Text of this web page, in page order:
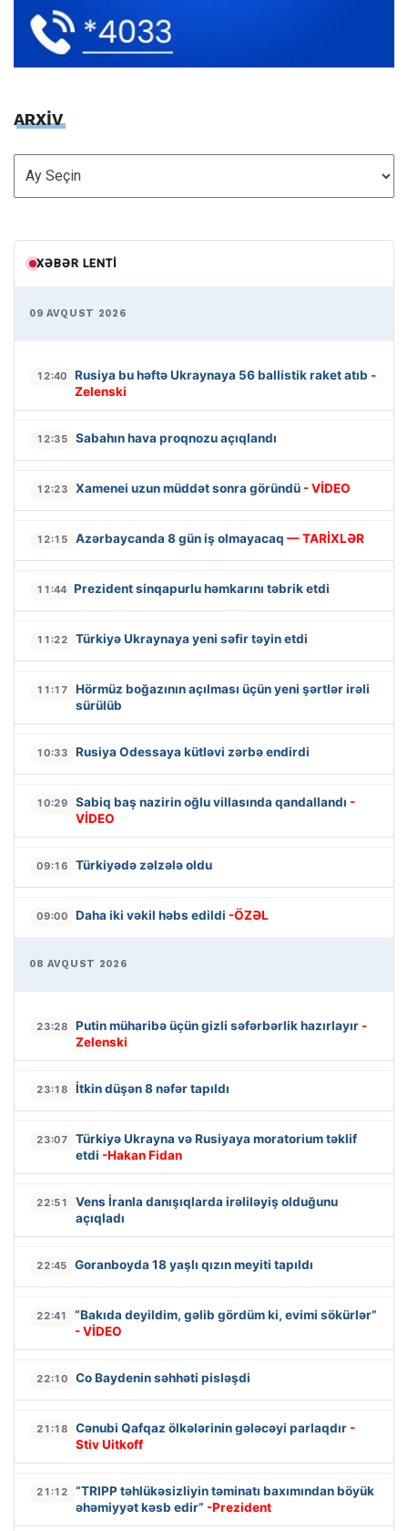
ARXİV
ARXİV
XƏBƏR LENTI
09 AVQUST 2026
12:40 Rusiya bu həftə Ukraynaya 56 ballistik raket atıb -
Zelenski
12:35 Sabahın hava proqnozu açıqlandı
12:23 Xamenei uzun müddət sonra göründü - VİDEO
12:15 Azərbaycanda 8 gün iş olmayacaq — TARİXLƏR
11:44 Prezident sinqapurlu həmkarını təbrik etdi
11:22 Türkiyə Ukraynaya yeni səfir təyin etdi
11:17
Hörmüz boğazının açılması üçün yeni şərtlər irəli
sürülüb
10:33 Rusiya Odessaya kütləvi zərbə endirdi
10:29 Sabiq baş nazirin oğlu villasında qandallandı -
VİDEO
09:16 Türkiyədə zəlzələ oldu
09:00 Daha iki vəkil həbs edildi -ÖZƏL
08 AVQUST 2026
23:28 Putin müharibə üçün gizli səfərbərlik hazırlayır -
Zelenski
23:18 İtkin düşən 8 nəfər tapıldı
23:07
Türkiyə Ukrayna və Rusiyaya moratorium təklif
etdi -Hakan Fidan
22:51
Vens İranla danışıqlarda irəliləyiş olduğunu
açıqladı
22:45 Goranboyda 18 yaşlı qızın meyiti tapıldı
22:41
“Bakıda deyildim, gəlib gördüm ki, evimi sökürlər”
- VİDEO
22:10 Co Baydenin səhhəti pisləşdi
21:18 Cənubi Qafqaz ölkələrinin gələcəyi parlaqdır -
Stiv Uitkoff
21:12
“TRIPP təhlükəsizliyin təminatı baxımından böyük
əhəmiyyət kəsb edir” -Prezident